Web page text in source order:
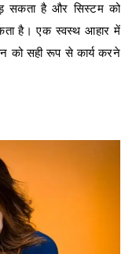
सकता है और सिस्टम को
है। एक स्वस्थ आहार में
को सही रूप से कार्य करने